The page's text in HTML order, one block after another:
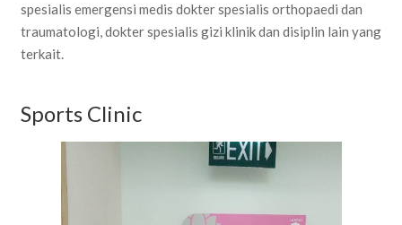
spesialis emergensi medis dokter spesialis orthopaedi dan
traumatologi, dokter spesialis gizi klinik dan disiplin lain yang
terkait.
Sports Clinic